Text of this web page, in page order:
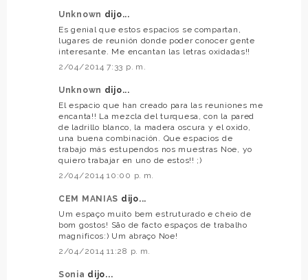
Unknown dijo...
Es genial que estos espacios se compartan,
lugares de reunión donde poder conocer gente
interesante. Me encantan las letras oxidadas!!
2/04/2014 7:33 p. m.
Unknown dijo...
El espacio que han creado para las reuniones me
encanta!! La mezcla del turquesa, con la pared
de ladrillo blanco, la madera oscura y el oxido,
una buena combinación. Que espacios de
trabajo más estupendos nos muestras Noe, yo
quiero trabajar en uno de estos!! ;)
2/04/2014 10:00 p. m.
CEM MANIAS dijo...
Um espaço muito bem estruturado e cheio de
bom gostos! São de facto espaços de trabalho
magnificos:) Um abraço Noe!
2/04/2014 11:28 p. m.
Sonia dijo...